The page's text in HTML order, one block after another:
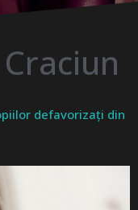
defavorizați din